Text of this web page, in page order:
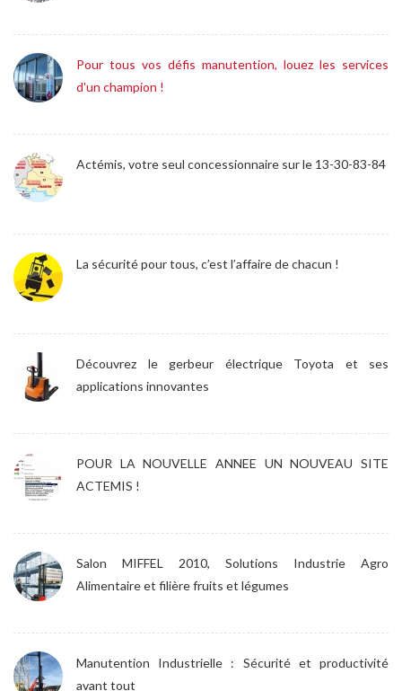
Pour tous vos défis manutention, louez les services
d'un champion !
Actémis, votre seul concessionnaire sur le 13-30-83-84
La sécurité pour tous, c’est l’affaire de chacun !
Découvrez le gerbeur électrique Toyota et ses
applications innovantes
POUR LA NOUVELLE ANNEE UN NOUVEAU SITE
ACTEMIS !
Salon MIFFEL 2010, Solutions Industrie Agro
Alimentaire et filière fruits et légumes
Manutention Industrielle : Sécurité et productivité
avant tout